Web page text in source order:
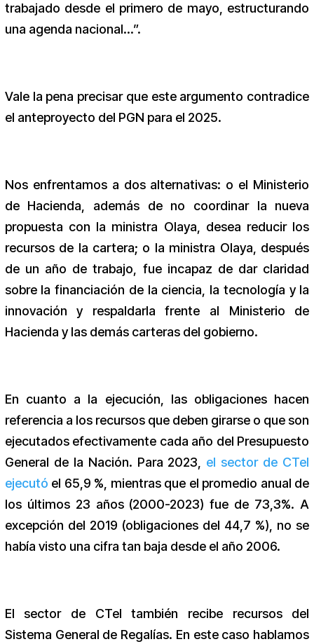
trabajado desde el primero de mayo, estructurando
una agenda nacional…”.
Vale la pena precisar que este argumento contradice
el anteproyecto del PGN para el 2025.
Nos enfrentamos a dos alternativas: o el Ministerio
de Hacienda, además de no coordinar la nueva
propuesta con la ministra Olaya, desea reducir los
recursos de la cartera; o la ministra Olaya, después
de un año de trabajo, fue incapaz de dar claridad
sobre la financiación de la ciencia, la tecnología y la
innovación y respaldarla frente al Ministerio de
Hacienda y las demás carteras del gobierno.
En cuanto a la ejecución, las obligaciones hacen
referencia a los recursos que deben girarse o que son
ejecutados efectivamente cada año del Presupuesto
General de la Nación. Para 2023, el sector de CTeI
ejecutó el 65,9 %, mientras que el promedio anual de
los últimos 23 años (2000-2023) fue de 73,3%. A
excepción del 2019 (obligaciones del 44,7 %), no se
había visto una cifra tan baja desde el año 2006.
El sector de CTeI también recibe recursos del
Sistema General de Regalías. En este caso hablamos